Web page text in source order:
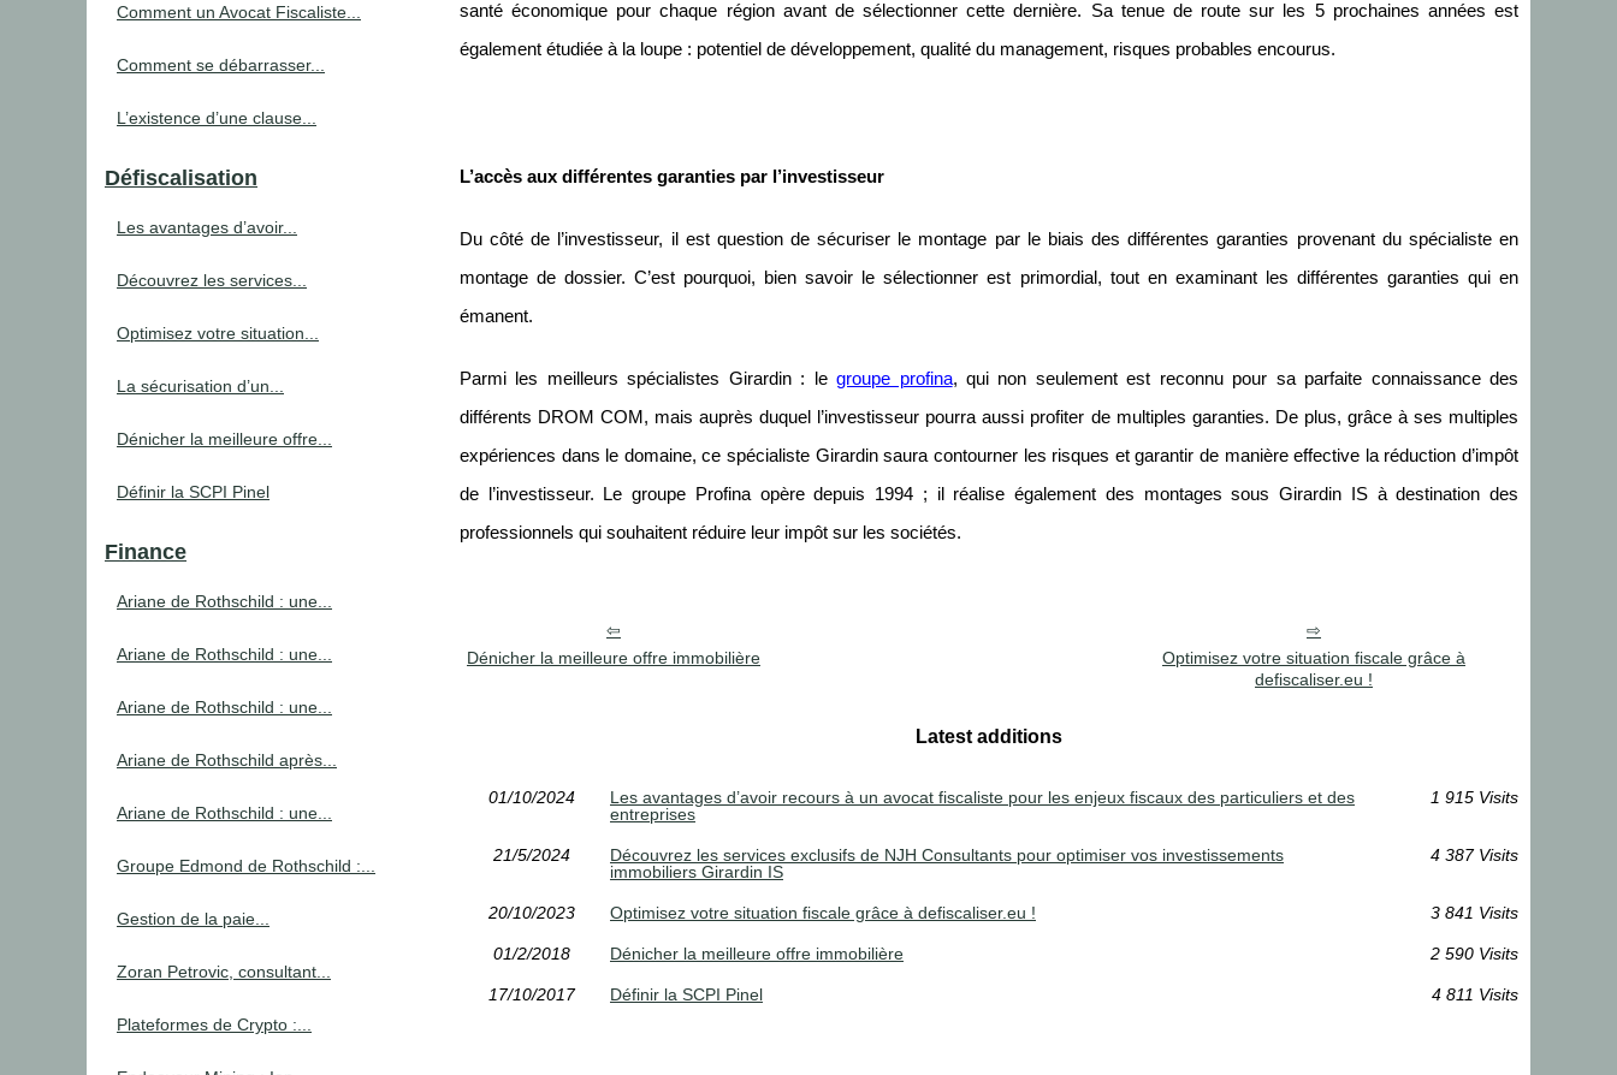
santé économique pour chaque région avant de sélectionner cette dernière. Sa tenue de route sur les 5 prochaines années est
également étudiée à la loupe : potentiel de développement, qualité du management, risques probables encourus.
L’accès aux différentes garanties par l’investisseur
Du côté de l’investisseur, il est question de sécuriser le montage par le biais des différentes garanties provenant du spécialiste en
montage de dossier. C’est pourquoi, bien savoir le sélectionner est primordial, tout en examinant les différentes garanties qui en
émanent.
Parmi les meilleurs spécialistes Girardin : legroupe profina, qui non seulement est reconnu pour sa parfaite connaissance des
différents DROM COM, mais auprès duquel l’investisseur pourra aussi profiter de multiples garanties. De plus, grâce à ses multiples
expériences dans le domaine, ce spécialiste Girardin saura contourner les risques et garantir de manière effective la réduction d’impôt
de l’investisseur. Le groupe Profina opère depuis 1994 ; il réalise également des montages sous Girardin IS à destination des
professionnels qui souhaitent réduire leur impôt sur les sociétés.
Dénicher la meilleure offre immobilière
Optimisez votre situation fiscale grâce à
defiscaliser.eu !
Latest additions
01/10/2024
Les avantages d’avoir recours à un avocat fiscaliste pour les enjeux fiscaux des particuliers et des
entreprises
1 915 Visits
21/5/2024
Découvrez les services exclusifs de NJH Consultants pour optimiser vos investissements
immobiliers Girardin IS
4 387 Visits
20/10/2023 Optimisez votre situation fiscale grâce à defiscaliser.eu ! 3 841 Visits
01/2/2018 Dénicher la meilleure offre immobilière 2 590 Visits
17/10/2017 Définir la SCPI Pinel 4 811 Visits
Comment un Avocat Fiscaliste...
Comment se débarrasser...
L’existence d’une clause...
Défiscalisation
Les avantages d’avoir...
Découvrez les services...
Optimisez votre situation...
La sécurisation d’un...
Dénicher la meilleure offre...
Définir la SCPI Pinel
Finance
Ariane de Rothschild : une...
Ariane de Rothschild : une...
Ariane de Rothschild : une...
Ariane de Rothschild après...
Ariane de Rothschild : une...
Groupe Edmond de Rothschild :...
Gestion de la paie...
Zoran Petrovic, consultant...
Plateformes de Crypto :...